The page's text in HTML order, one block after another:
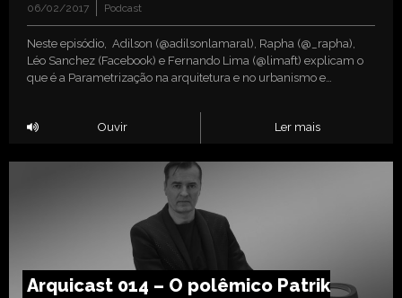
06/02/2017 Podcast
Neste episódio, Adilson (@adilsonlamaral), Rapha (@_rapha),
Léo Sanchez (Facebook) e Fernando Lima (@limaft) explicam o
que é a Parametrização na arquitetura e no urbanismo e…
Ouvir Ler mais
Arquicast 014 – O polêmico Patrik